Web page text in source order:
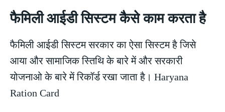
फैमिली आईडी सिस्टम कैसे काम करता है
फैमिली आईडी सिस्टम सरकार का ऐसा सिस्टम है जिसे
आया और सामाजिक स्तिथि के बारे में और सरकारी
योजनाओ के बारे में रिकॉर्ड रखा जाता है। Haryana
Ration Card